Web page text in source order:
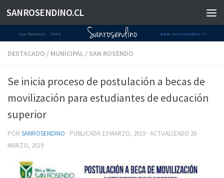
Saltar al contenido
SANROSENDINO.CL
DESTACADO / MUNICIPAL / SAN ROSENDO
Se inicia proceso de postulación a becas de
movilización para estudiantes de educación
superior
POR SANROSENDINO · PUBLICADA 13 MARZO, 2019 · ACTUALIZADO 26
MARZO, 2019